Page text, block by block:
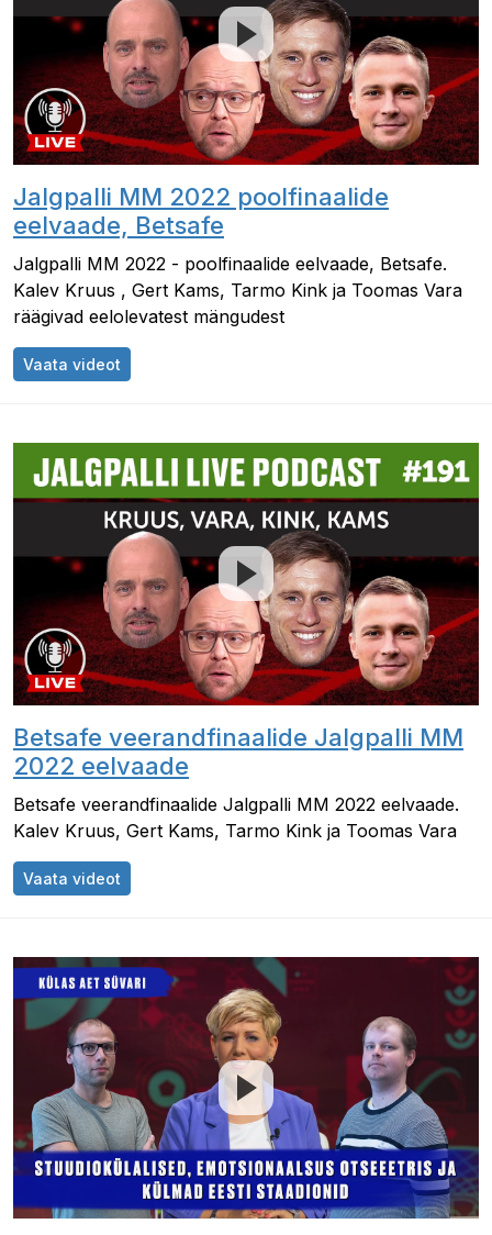
Jalgpalli MM 2022 poolfinaalide
eelvaade, Betsafe
Jalgpalli MM 2022 - poolfinaalide eelvaade, Betsafe.
Kalev Kruus​​ , Gert Kams, Tarmo Kink​​ ja Toomas Vara
räägivad eelolevatest mängudest
Vaata videot
Betsafe veerandfinaalide Jalgpalli MM
2022 eelvaade
Betsafe veerandfinaalide Jalgpalli MM 2022 eelvaade.
Kalev Kruus​​, Gert Kams​​, Tarmo Kink ja Toomas Vara
Vaata videot